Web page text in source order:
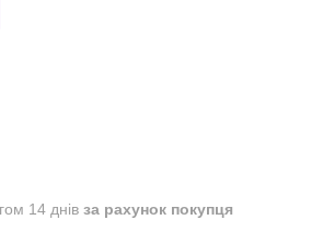
14 днів за рахунок покупця